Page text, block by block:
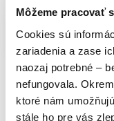
Môžeme pracovať
Cookies sú
zariadenia a zase
naozaj potrebné –
nefungovala.
ktoré nám
stále ho pre vás